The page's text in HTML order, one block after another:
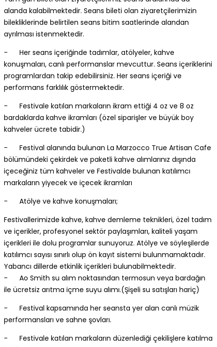
alanda kalabilmektedir. Seans bileti olan ziyaretçilerimizin
bilekliklerinde belirtilen seans bitim saatlerinde alandan
ayrılması istenmektedir.
- Her seans içeriğinde tadımlar, atölyeler, kahve
konuşmaları, canlı performanslar mevcuttur. Seans içeriklerini
programlardan takip edebilirsiniz. Her seans içeriği ve
performans farklılık göstermektedir.
- Festivale katılan markaların ikram ettiği 4 oz ve 8 oz
bardaklarda kahve ikramları (özel siparişler ve büyük boy
kahveler ücrete tabidir.)
- Festival alanında bulunan La Marzocco True Artisan Cafe
bölümündeki çekirdek ve paketli kahve alımlarınız dışında
içeceğiniz tüm kahveler ve Festivalde bulunan katılımcı
markaların yiyecek ve içecek ikramları
- Atölye ve kahve konuşmaları;
Festivallerimizde kahve, kahve demleme teknikleri, özel tadım
ve içerikler, profesyonel sektör paylaşımları, kaliteli yaşam
içerikleri ile dolu programlar sunuyoruz. Atölye ve söyleşilerde
katılımcı sayısı sınırlı olup ön kayıt sistemi bulunmamaktadır.
Yabancı dillerde etkinlik içerikleri bulunabilmektedir.
- Ao Smith su alım noktasından termosun veya bardağın
ile ücretsiz arıtma içme suyu alımı.(Şişeli su satışları hariç)
- Festival kapsamında her seansta yer alan canlı müzik
performansları ve sahne şovları.
- Festivale katılan markaların düzenlediği çekilişlere katılma